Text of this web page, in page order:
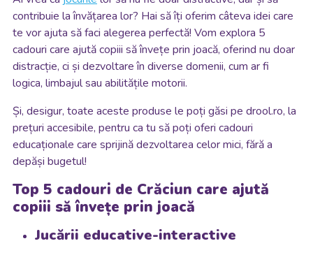
contribuie la învățarea lor? Hai să îți oferim câteva idei care
te vor ajuta să faci alegerea perfectă! Vom explora 5
cadouri care ajută copiii să învețe prin joacă, oferind nu doar
distracție, ci și dezvoltare în diverse domenii, cum ar fi
logica, limbajul sau abilitățile motorii.
Și, desigur, toate aceste produse le poți găsi pe drool.ro, la
prețuri accesibile, pentru ca tu să poți oferi cadouri
educaționale care sprijină dezvoltarea celor mici, fără a
depăși bugetul!
Top 5 cadouri de Crăciun care ajută
copiii să învețe prin joacă
Jucării educative-interactive